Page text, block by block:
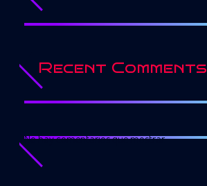
Recent Comments
No hay comentarios que mostrar.